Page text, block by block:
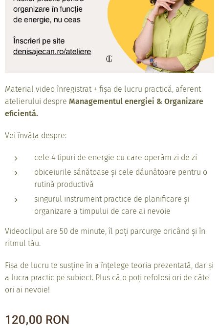
Material video înregistrat + fișa de lucru practică, aferent
atelierului despre Managementul energiei & Organizare
eficientă.
Vei învăța despre:
cele 4 tipuri de energie cu care operăm zi de zi
obiceiurile sănătoase și cele dăunătoare pentru o
rutină productivă
singurul instrument practice de planificare și
organizare a timpului de care ai nevoie
Videoclipul are 50 de minute, îl poți parcurge oricând și în
ritmul tău.
Fișa de lucru te susține în a înțelege teoria prezentată, dar și
a lucra practic pe subiect. Plus că o poți refolosi ori de câte
ori ai nevoie!
120,00 RON